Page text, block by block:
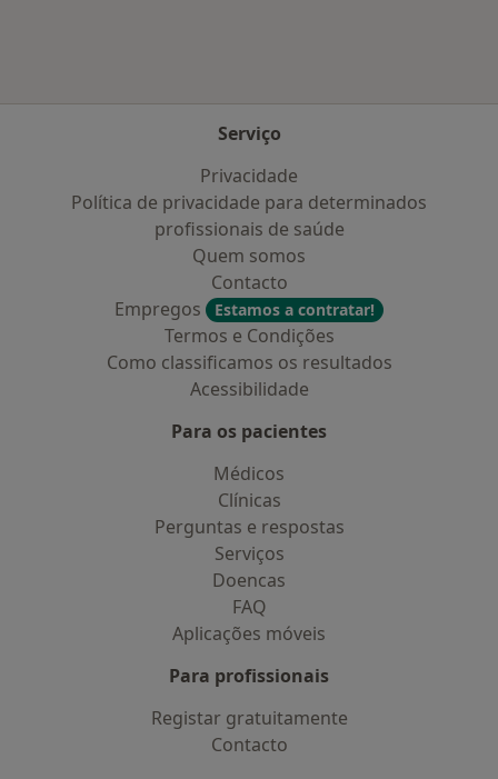
Serviço
Privacidade
Política de privacidade para determinados
profissionais de saúde
Quem somos
Contacto
Empregos
Estamos a contratar!
Termos e Condições
Como classificamos os resultados
Acessibilidade
Para os pacientes
Médicos
Clínicas
Perguntas e respostas
Serviços
Doencas
FAQ
Aplicações móveis
Para profissionais
Registar gratuitamente
Contacto